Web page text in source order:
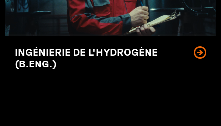
INGÉNIERIE DE L'HYDROGÈNE
(B.ENG.)